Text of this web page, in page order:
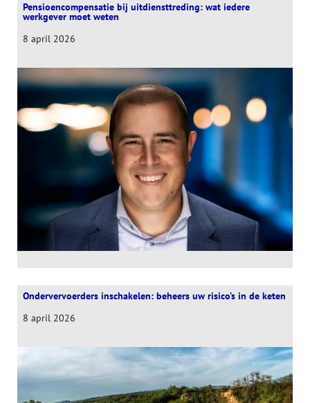
Pensioencompensatie bij uitdiensttreding: wat iedere
werkgever moet weten
8 april 2026
Ondervervoerders inschakelen: beheers uw risico’s in de keten
8 april 2026